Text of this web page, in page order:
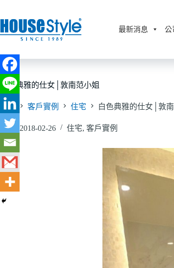
至
主
內
容
最新消息 公
白色典雅的仕女│敦南范小姐
首頁 客戶實例 住宅 白色典雅的仕女│敦
2018-02-26 住宅, 客戶實例